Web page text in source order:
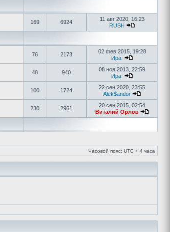
169 6924
11 авг 2020, 16:23
RUSH
76 2173
02 фев 2015, 19:28
Ира.
48 940
08 ноя 2013, 22:59
Ира.
100 1724
22 сен 2020, 23:55
Alek$andor
230 2961
20 сен 2015, 02:54
Виталий Орлов
Часовой пояс: UTC + 4 часа